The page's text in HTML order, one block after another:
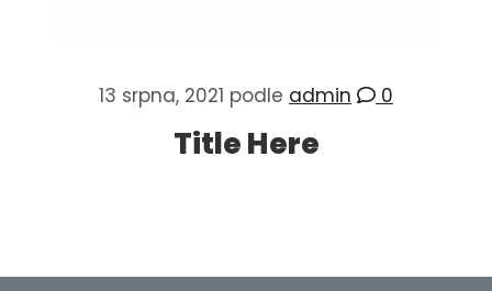
13 srpna, 2021 podle admin 0
Title Here